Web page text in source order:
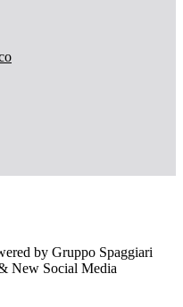
by Gruppo Spaggiari
New Social Media